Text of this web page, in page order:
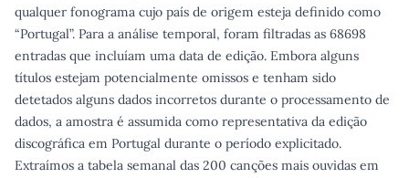
qualquer fonograma cujo país de origem esteja definido como
“Portugal”. Para a análise temporal, foram filtradas as 68698
entradas que incluíam uma data de edição. Embora alguns
títulos estejam potencialmente omissos e tenham sido
detetados alguns dados incorretos durante o processamento de
dados, a amostra é assumida como representativa da edição
discográfica em Portugal durante o período explicitado.
Extraímos a tabela semanal das 200 canções mais ouvidas em